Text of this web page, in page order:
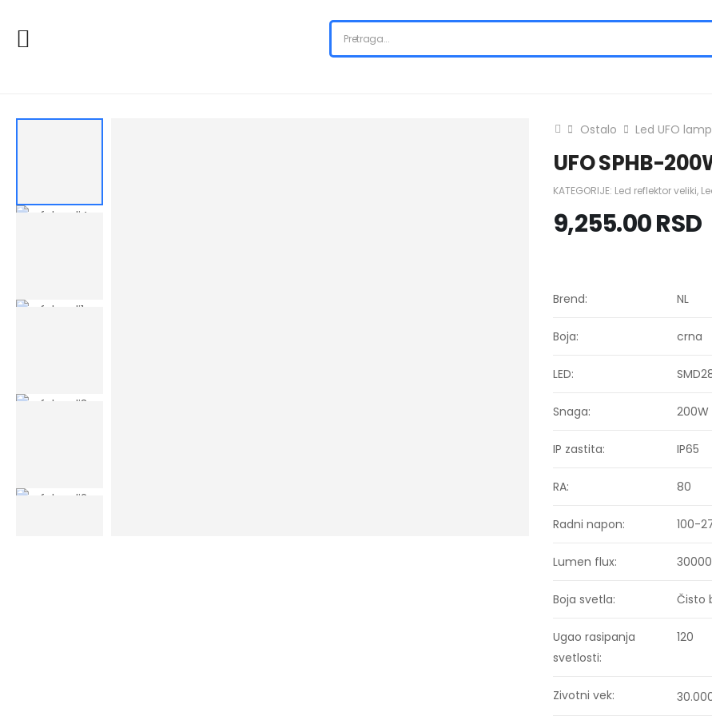
Ostalo Led UFO
UFO SPHB-
KATEGORIJE: Led reflektor veliki,
9,255.00RSD
Brend: NL
Boja: crna
LED:
Snaga: 200W
IP zastita: IP65
RA: 80
Radni napon: 100-
Lumen flux:
Boja svetla: Čisto
Ugao rasipanja
svetlosti:
120
Zivotni vek: